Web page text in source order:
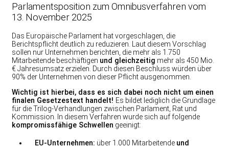
Parlamentsposition zum Omnibusverfahren vom
13. November 2025
Das Europäische Parlament hat vorgeschlagen, die
Berichtspflicht deutlich zu reduzieren. Laut diesem Vorschlag
sollen nur Unternehmen berichten, die mehr als 1.750
Mitarbeitende beschäftigen und gleichzeitig mehr als 450 Mio.
€ Jahresumsatz erzielen. Durch diesen Beschluss würden über
90% der Unternehmen von dieser Pflicht ausgenommen.
Wichtig ist hierbei, dass es sich dabei noch nicht um einen
finalen Gesetzestext handelt! Es bildet lediglich die Grundlage
für die Trilog-Verhandlungen zwischen Parlament, Rat und
Kommission. In diesem Verfahren wurde sich auf folgende
kompromissfähige Schwellen geeinigt:
EU-Unternehmen: über 1.000 Mitarbeitende und